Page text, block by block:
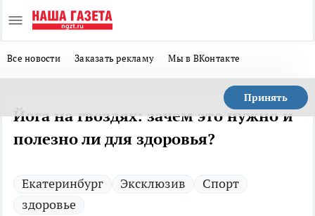
Все новости Заказать рекламу Мы в ВКонтакте
Принять
Йога на гвоздях: зачем это нужно и
полезно ли для здоровья?
Екатеринбург Эксклюзив
Спорт
здоровье